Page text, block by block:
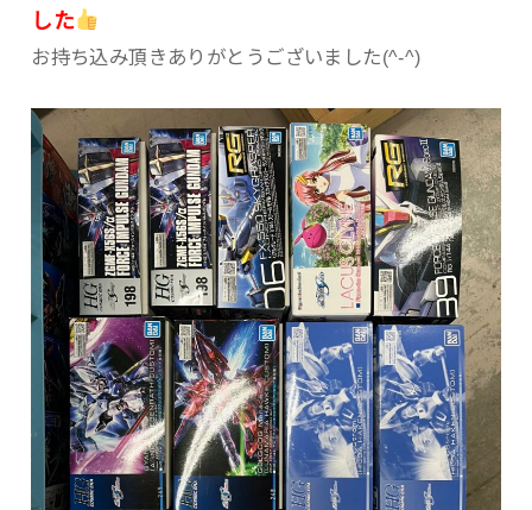
した
お持ち込み頂きありがとうございました(^-^)